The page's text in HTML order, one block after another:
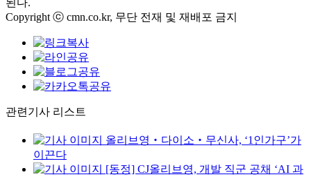
된다.
Copyright ⓒ cmn.co.kr, 무단 전재 및 재배포 금지
관련기사 리스트
올리브영‧다이소‧무신사, ‘1인가구’가
이끈다
[동정] CJ올리브영, 개발 직군 공채 ‘AI 과